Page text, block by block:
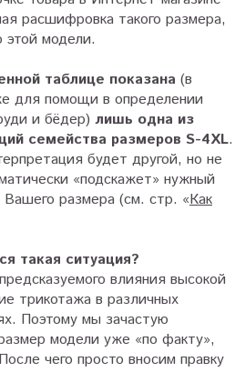
расшифровка такого размера,
модели.
таблице показана (в
для помощи в определении
и бёдер) лишь одна из
семейства размеров S-4XL.
будет другой, но не
«подскажет» нужный
размера (см. стр. «Как
такая ситуация?
влияния высокой
трикотажа в различных
Поэтому мы зачастую
модели уже «по факту»,
чего просто вносим правку